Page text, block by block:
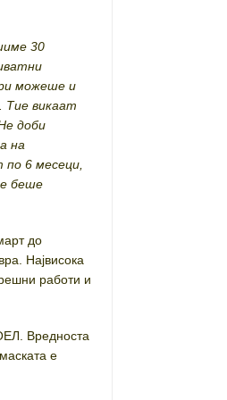
30
можеше и
Тие викаат
доби
на
6 месеци,
беше
до
Највисока
работи и
Вредноста
е